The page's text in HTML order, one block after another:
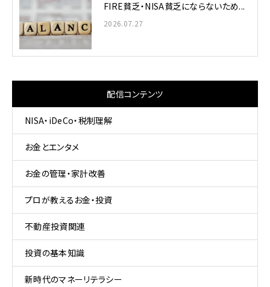
FIRE貧乏・NISA貧乏にならないため...
2026.07.27
配信コンテンツ
NISA・iDeCo・税制理解
お金とエンタメ
お金の管理・家計改善
プロが教えるお金・投資
不動産投資関連
投資の基本知識
新時代のマネーリテラシー